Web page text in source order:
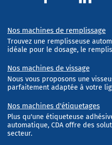
Nos machines de remplissage
Trouvez une remplisseuse
idéale pour le dosage, le
Nos machines de vissage
Nous vous proposons une
parfaitement adaptée à votre
Nos machines d'étiquetages
Plus qu'une étiqueteuse
automatique, CDA offre des
secteur.